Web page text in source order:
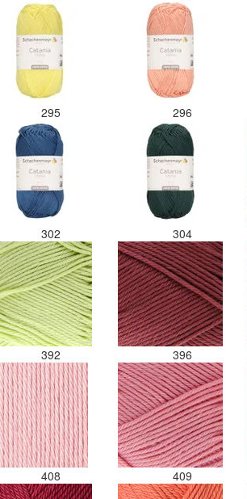
295 296
302 304
392 396
408 409